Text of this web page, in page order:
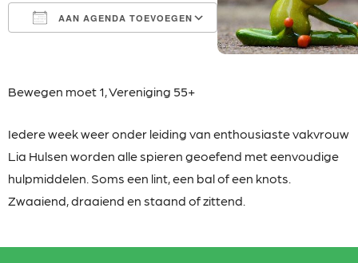
AAN AGENDA TOEVOEGEN
Outlook Live
Bewegen moet 1, Vereniging 55+
Iedere week weer onder leiding van enthousiastevakvrouw
Lia Hulsen worden alle spieren geoefend met eenvoudige
hulpmiddelen. Soms een lint, een bal of een knots.
Zwaaiend, draaiend en staand of zittend.